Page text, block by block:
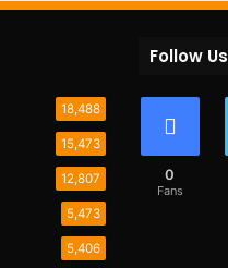
18,488
15,473
12,807
5,473
5,406
Follow Us
0
Fans